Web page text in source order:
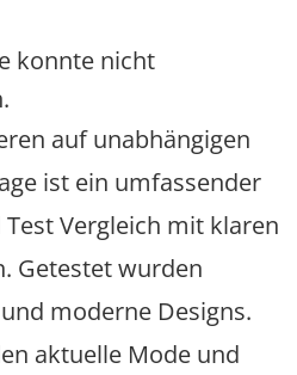
konnte nicht
auf unabhängigen
ist ein umfassender
Vergleich mit klaren
Getestet wurden
moderne Designs.
aktuelle Mode und